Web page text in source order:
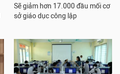
Sẽ giảm hơn 17.000 đầu mối cơ
sở giáo dục công lập